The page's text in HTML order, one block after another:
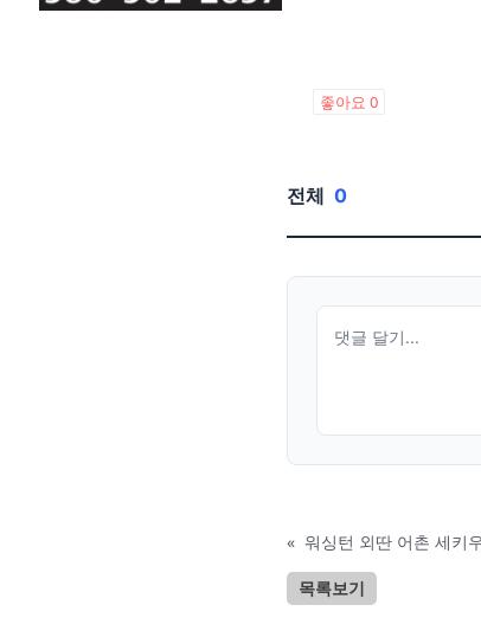
좋아요 0
전체 0
« 워싱턴 외딴 어촌 세키
목록보기